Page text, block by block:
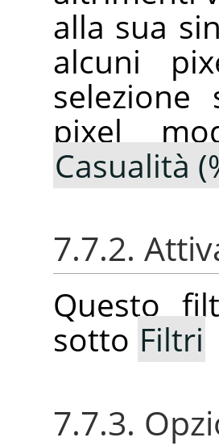
alla sua
alcuni
pixel
Casualità
7.7.2.
Questo
sotto Filtri
7.7.3.